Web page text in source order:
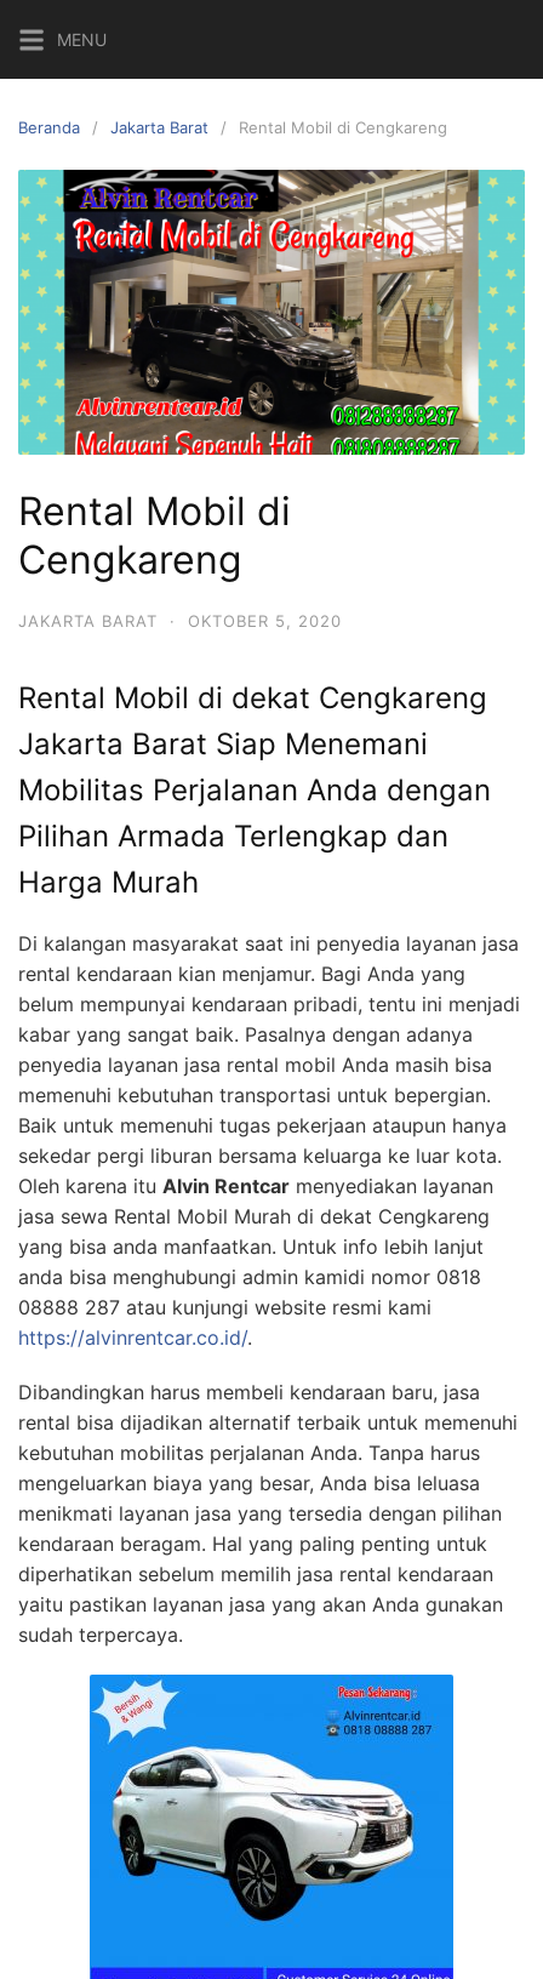
ke
konten
MENU
Beranda Jakarta Barat Rental Mobil di Cengkareng
Rental Mobil di
Cengkareng
JAKARTA BARAT · OKTOBER 5, 2020
Rental Mobil di dekat Cengkareng
Jakarta Barat Siap Menemani
Mobilitas Perjalanan Anda dengan
Pilihan Armada Terlengkap dan
Harga Murah
Di kalangan masyarakat saat ini penyedia layanan jasa
rental kendaraan kian menjamur. Bagi Anda yang
belum mempunyai kendaraan pribadi, tentu ini menjadi
kabar yang sangat baik. Pasalnya dengan adanya
penyedia layanan jasa rental mobil Anda masih bisa
memenuhi kebutuhan transportasi untuk bepergian.
Baik untuk memenuhi tugas pekerjaan ataupun hanya
sekedar pergi liburan bersama keluarga ke luar kota.
Oleh karena itu Alvin Rentcar menyediakan layanan
jasa sewa Rental Mobil Murah di dekat Cengkareng
yang bisa anda manfaatkan. Untuk info lebih lanjut
anda bisa menghubungi admin kamidi nomor 0818
08888 287 atau kunjungi website resmi kami
https://alvinrentcar.co.id/.
Dibandingkan harus membeli kendaraan baru, jasa
rental bisa dijadikan alternatif terbaik untuk memenuhi
kebutuhan mobilitas perjalanan Anda. Tanpa harus
mengeluarkan biaya yang besar, Anda bisa leluasa
menikmati layanan jasa yang tersedia dengan pilihan
kendaraan beragam. Hal yang paling penting untuk
diperhatikan sebelum memilih jasa rental kendaraan
yaitu pastikan layanan jasa yang akan Anda gunakan
sudah terpercaya.